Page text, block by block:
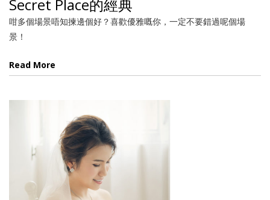
Secret Place的經典
咁多個場景唔知揀邊個好？喜歡優雅嘅你，一定不要錯過呢個場
景！
Read More